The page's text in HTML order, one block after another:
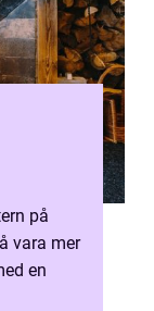
på
vara mer
en